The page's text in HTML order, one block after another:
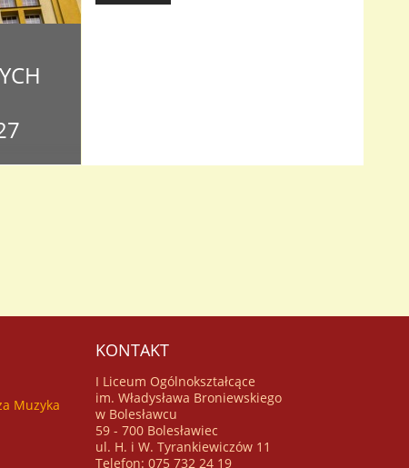
Muzyka
KONTAKT
I Liceum Ogólnokształcące
im. Władysława Broniewskiego
w Bolesławcu
59 - 700 Bolesławiec
ul. H. i W. Tyrankiewiczów 11
Telefon: 075 732 24 19